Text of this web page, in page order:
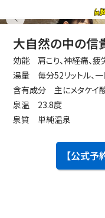
大自然の中の信
効能 肩こり、神経痛、
湯量 毎分52リットル、
含有成分 主にメタケイ
泉温 23.8度
泉質 単純温泉
【公式予